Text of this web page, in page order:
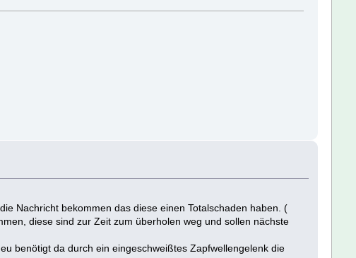
Nachricht bekommen das diese einen Totalschaden haben. (
diese sind zur Zeit zum überholen weg und sollen nächste
benötigt da durch ein eingeschweißtes Zapfwellengelenk die